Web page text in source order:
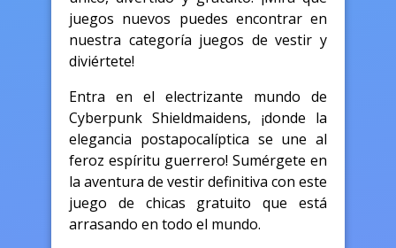
juegos nuevos puedes encontrar en
nuestra categoría juegos de vestir y
diviértete!
Entra en el electrizante mundo de
Cyberpunk Shieldmaidens, ¡donde la
elegancia postapocalíptica se une al
feroz espíritu guerrero! Sumérgete en
la aventura de vestir definitiva con este
juego de chicas gratuito que está
arrasando en todo el mundo.